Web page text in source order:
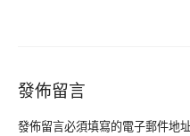
發佈留言
發佈留言必須填寫的電子郵件地